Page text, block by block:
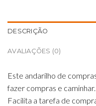
DESCRIÇÃO
AVALIAÇÕES (0)
Este andarilho de
fazer compras e caminhar.
Facilita a tarefa de